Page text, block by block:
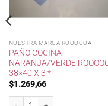
NUESTRA MARCA ROOOOOA
PAÑO COCINA
NARANJA/VERDE
38×40 X 3 *
$1.269,66
Paño Cocina Naranja/Verde